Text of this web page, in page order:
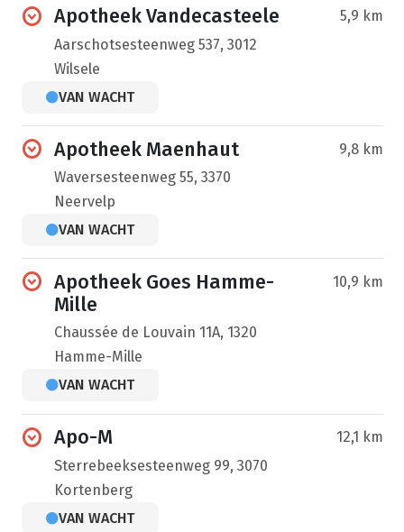
Apotheek Vandecasteele
Aarschotsesteenweg 537, 3012
Wilsele
VAN WACHT
5,9 km
Apotheek Maenhaut
Waversesteenweg 55, 3370
Neervelp
VAN WACHT
9,8 km
Apotheek Goes Hamme-
Mille
Chaussée de Louvain 11A, 1320
Hamme-Mille
VAN WACHT
10,9 km
Apo-M
Sterrebeeksesteenweg 99, 3070
Kortenberg
VAN WACHT
12,1 km